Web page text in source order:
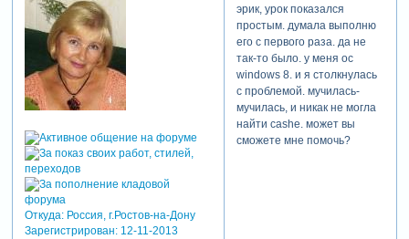
только в мечтах рождается
творчество!
теги: градиент. маски слоя.
Откуда:Россия, г.Ростов-на-Дону
Зарегистрирован: 12-11-2013
эрик, урок показался
простым. думала выполню
его с первого раза. да не
так-то было. у меня ос
windows 8. и я столкнулась
с проблемой. мучилась-
мучилась, и никак не могла
найти cashe. может вы
сможете мне помочь?